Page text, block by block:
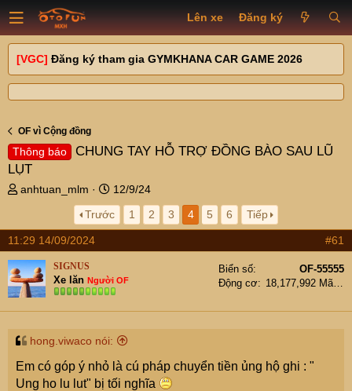
Lên xe Đăng ký
[VGC] Đăng ký tham gia GYMKHANA CAR GAME 2026
OF vì Cộng đồng
Thông báo
CHUNG TAY HỖ TRỢ ĐỒNG BÀO SAU LŨ
LỤT
T
e
a
d
s
t
t
r
anhtuan_mlm
N
g
à
y
i
12/9/24
Trước
1 2 3 4 5 6 Tiếp
11:29 14/09/2024 #61
SIGNUS
Xe lăn Người OF
Biển số
OF-55555
Động cơ
18,177,992 Mã lực
hong.viwaco nói:
Em có góp ý nhỏ là cú pháp chuyển tiền ủng hộ ghi : "
Ung ho lu lut" bị tối nghĩa